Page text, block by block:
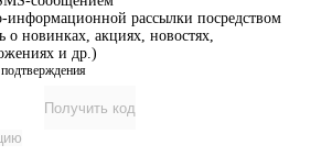
информационной рассылки посредством
о новинках, акциях, новостях,
и др.)
Получить код